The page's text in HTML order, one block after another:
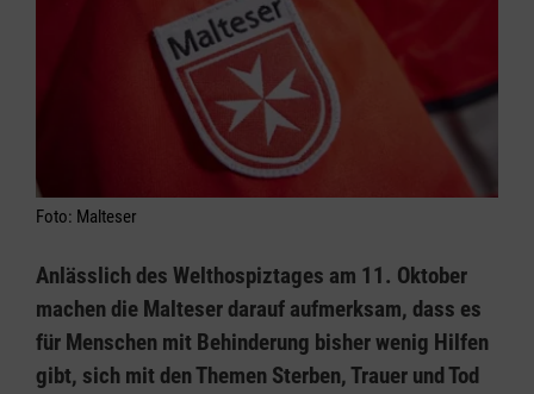
Foto: Malteser
Anlässlich des Welthospiztages am 11. Oktober
machen die Malteser darauf aufmerksam, dass es
für Menschen mit Behinderung bisher wenig Hilfen
gibt, sich mit den Themen Sterben, Trauer und Tod